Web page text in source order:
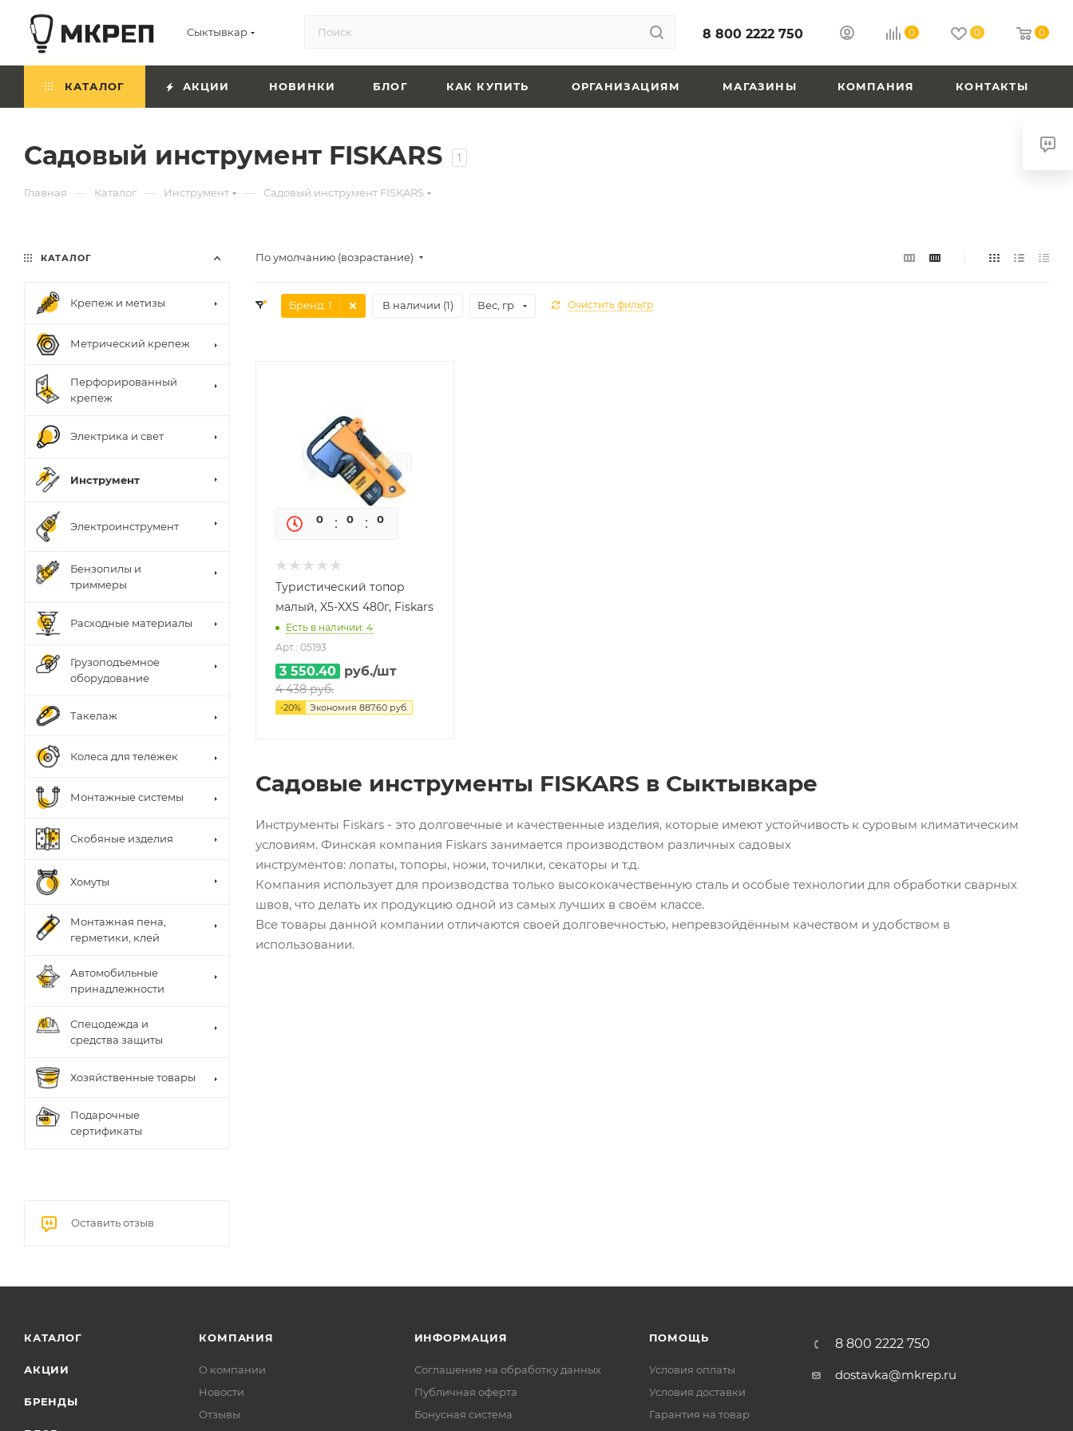
Сыктывкар 8 800 2222 750 0 0 0
КАТАЛОГ АКЦИИ НОВИНКИ БЛОГ КАК КУПИТЬ ОРГАНИЗАЦИЯМ МАГАЗИНЫ КОМПАНИЯ КОНТАКТЫ
Садовый инструмент FISKARS 1
Главная — Каталог — Инструмент — Садовый инструмент FISKARS
По умолчанию (возрастание)
Бренд: 1 В наличии (1) Вес, гр Очистить фильтр
0 0 0
Туристический топор
малый, X5-XXS 480г, Fiskars
Есть в наличии: 4
Арт.: 05193
3 550.40 руб./шт
4 438руб.
-20% Экономия 887.60 руб.
Садовые инструменты FISKARS в Сыктывкаре
Инструменты Fiskars - это долговечные и качественные изделия, которые имеют устойчивость к суровым климатическим
условиям. Финская компания Fiskars занимается производством различных садовых
инструментов: лопаты, топоры, ножи, точилки, секаторы и т.д.
Компания использует для производства только высококачественную сталь и особые технологии для обработки сварных
швов, что делать их продукцию одной из самых лучших в своём классе.
Все товары данной компании отличаются своей долговечностью, непревзойдённым качеством и удобством в
использовании.
КАТАЛОГ
Крепеж и метизы
Метрический крепеж
Перфорированный
крепеж
Электрика и свет
Инструмент
Электроинструмент
Бензопилы и
триммеры
Расходные материалы
Грузоподъемное
оборудование
Такелаж
Колеса для тележек
Монтажные системы
Скобяные изделия
Хомуты
Монтажная пена,
герметики, клей
Автомобильные
принадлежности
Спецодежда и
средства защиты
Хозяйственные товары
Подарочные
сертификаты
Оставить отзыв
КАТАЛОГ
АКЦИИ
БРЕНДЫ
КОМПАНИЯ
О компании
Новости
Отзывы
ИНФОРМАЦИЯ
Соглашение на обработку данных
Публичная оферта
Бонусная система
ПОМОЩЬ
Условия оплаты
Условия доставки
Гарантия на товар
8 800 2222 750
dostavka@mkrep.ru